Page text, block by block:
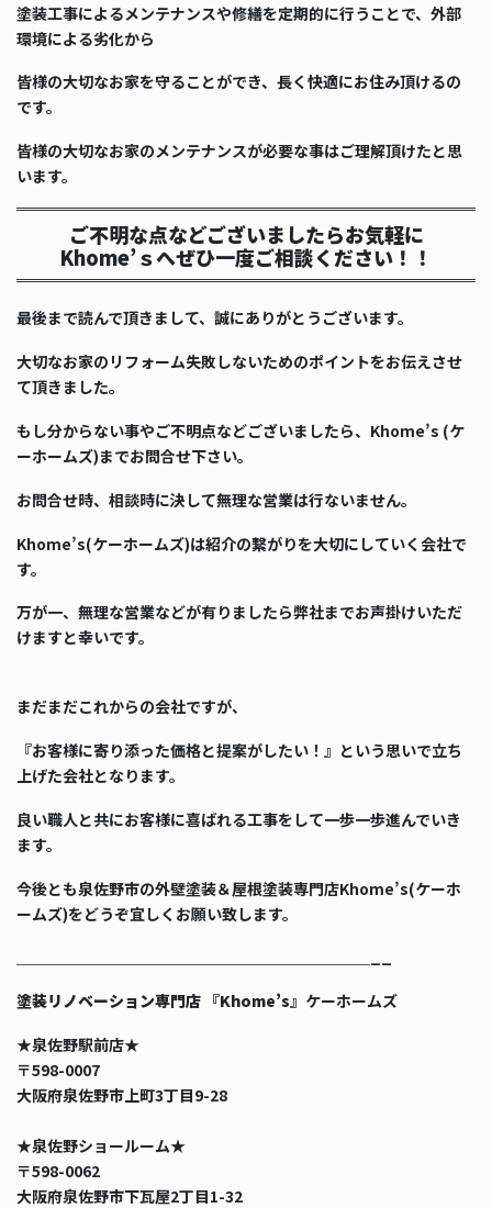
塗装工事によるメンテナンスや修繕を定期的に行うことで、外部
環境による劣化から
皆様の大切なお家を守ることができ、長く快適にお住み頂けるの
です。
皆様の大切なお家のメンテナンスが必要な事はご理解頂けたと思
います。
ご不明な点などございましたらお気軽に
Khome’ｓへぜひ一度ご相談ください！！
最後まで読んで頂きまして、誠にありがとうございます。
大切なお家のリフォーム失敗しないためのポイントをお伝えさせ
て頂きました。
もし分からない事やご不明点などございましたら、Khome’s (ケ
ーホームズ)までお問合せ下さい。
お問合せ時、相談時に決して無理な営業は行ないません。
Khome’s(ケーホームズ)は紹介の繋がりを大切にしていく会社で
す。
万が一、無理な営業などが有りましたら弊社までお声掛けいただ
けますと幸いです。
まだまだこれからの会社ですが、
『お客様に寄り添った価格と提案がしたい！』という思いで立ち
上げた会社となります。
良い職人と共にお客様に喜ばれる工事をして一歩一歩進んでいき
ます。
今後とも泉佐野市の外壁塗装＆屋根塗装専門店Khome’s(ケーホ
ームズ)をどうぞ宜しくお願い致します。
塗装リノベーション専門店 『Khome’s』 ケーホームズ
★泉佐野駅前店★
〒598-0007
大阪府泉佐野市上町3丁目9-28
★泉佐野ショールーム★
〒598-0062
大阪府泉佐野市下瓦屋2丁目1-32